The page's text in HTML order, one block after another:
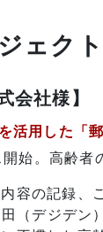
ェク
会社様】
活用した「
始。高齢者
容の記録、
（デジデン